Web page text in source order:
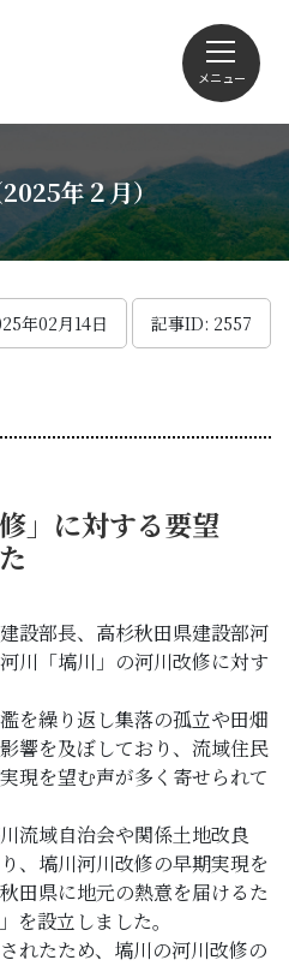
メニュー
年２月）
年02月14日 記事ID: 2557
」に対する要望
設部長、高杉秋田県建設部河
川「塙川」の河川改修に対す
を繰り返し集落の孤立や田畑
響を及ぼしており、流域住民
現を望む声が多く寄せられて
流域自治会や関係土地改良
、塙川河川改修の早期実現を
田県に地元の熱意を届けるた
を設立しました。
れたため、塙川の河川改修の